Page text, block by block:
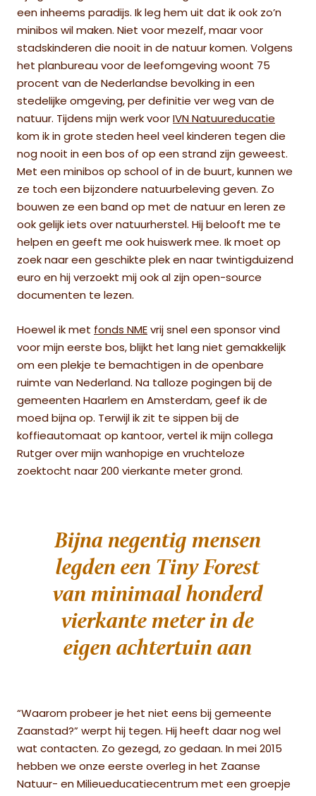
een inheems paradijs. Ik leg hem uit dat ik ook zo’n
minibos wil maken. Niet voor mezelf, maar voor
stadskinderen die nooit in de natuur komen. Volgens
het planbureau voor de leefomgeving woont 75
procent van de Nederlandse bevolking in een
stedelijke omgeving, per definitie ver weg van de
natuur. Tijdens mijn werk voor IVN Natuureducatie
kom ik in grote steden heel veel kinderen tegen die
nog nooit in een bos of op een strand zijn geweest.
Met een minibos op school of in de buurt, kunnen we
ze toch een bijzondere natuurbeleving geven. Zo
bouwen ze een band op met de natuur en leren ze
ook gelijk iets over natuurherstel. Hij belooft me te
helpen en geeft me ook huiswerk mee. Ik moet op
zoek naar een geschikte plek en naar twintigduizend
euro en hij verzoekt mij ook al zijn open-source
documenten te lezen.
Hoewel ik met fonds NME vrij snel een sponsor vind
voor mijn eerste bos, blijkt het lang niet gemakkelijk
om een plekje te bemachtigen in de openbare
ruimte van Nederland. Na talloze pogingen bij de
gemeenten Haarlem en Amsterdam, geef ik de
moed bijna op. Terwijl ik zit te sippen bij de
koffieautomaat op kantoor, vertel ik mijn collega
Rutger over mijn wanhopige en vruchteloze
zoektocht naar 200 vierkante meter grond.
Bijna negentig mensen
legden een Tiny Forest
van minimaal honderd
vierkante meter in de
eigen achtertuin aan
“Waarom probeer je het niet eens bij gemeente
Zaanstad?” werpt hij tegen. Hij heeft daar nog wel
wat contacten. Zo gezegd, zo gedaan. In mei 2015
hebben we onze eerste overleg in het Zaanse
Natuur- en Milieueducatiecentrum met een groepje